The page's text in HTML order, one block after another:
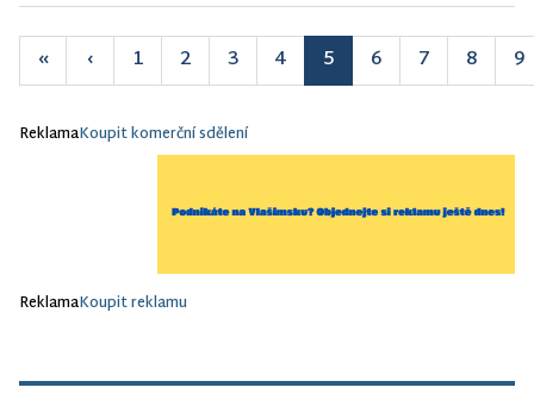
« ‹ 1 2 3 4 5 6 7 8 9
ReklamaKoupit komerční sdělení
ReklamaKoupit reklamu